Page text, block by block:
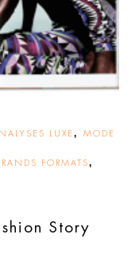
LUXE , MODE
FORMATS,
Story